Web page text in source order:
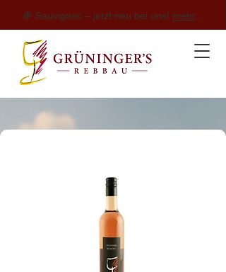
🍇 Sauvignac – jetzt neu bei uns! mehr...